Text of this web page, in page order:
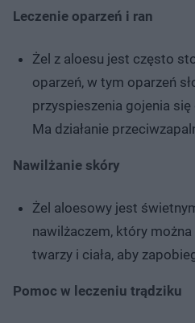
Leczenie oparzeń i ran
Żel z aloesu jest często
oparzeń, w tym oparzeń
przyspieszenia gojenia
Ma działanie
Nawilżanie skóry
Żel aloesowy jest
nawilżaczem, który
twarzy i ciała, aby
Pomoc w leczeniu trądziku